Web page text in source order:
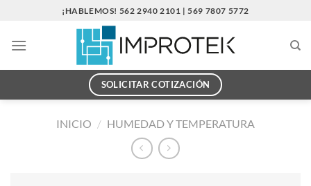
contenido
¡HABLEMOS! 562 2940 2101 | 569 7807 5772
SOLICITAR COTIZACIÓN
INICIO / HUMEDAD Y TEMPERATURA